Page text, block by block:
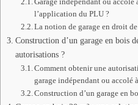
l’application du PLU ?
La notion de garage en droit
Construction d’un garage en bois
autorisations ?
Comment obtenir une
garage indépendant ou accolé
Construction d’un garage en